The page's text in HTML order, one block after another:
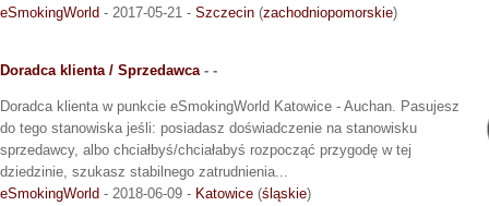
eSmokingWorld - 2017-05-21 - Szczecin (zachodniopomorskie)
Doradca klienta / Sprzedawca - -
Doradca klienta w punkcie eSmokingWorld Katowice - Auchan. Pasujesz
do tego stanowiska jeśli: posiadasz doświadczenie na stanowisku
sprzedawcy, albo chciałbyś/chciałabyś rozpocząć przygodę w tej
dziedzinie, szukasz stabilnego zatrudnienia...
eSmokingWorld - 2018-06-09 - Katowice (śląskie)